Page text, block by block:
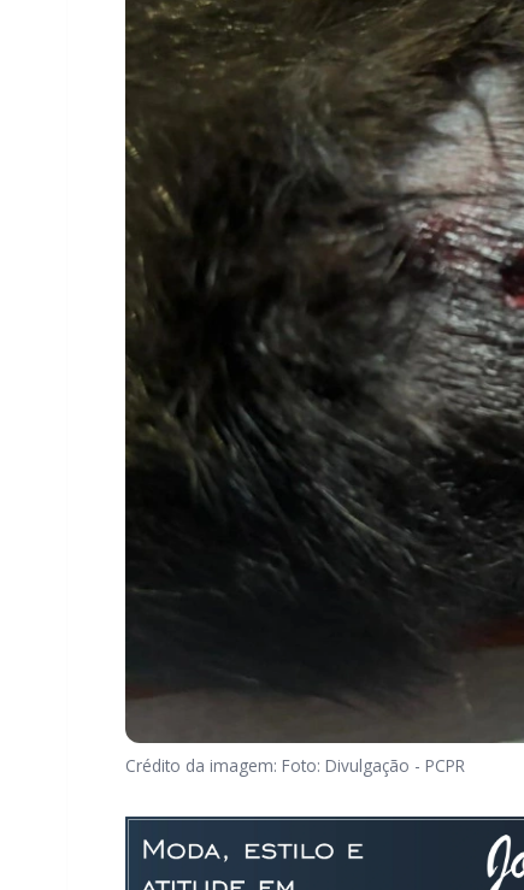
Crédito da imagem: Foto: Divulgação - PCPR
Um novo caso de agressão contra animal
Toledo. Uma gata foi atingida por um